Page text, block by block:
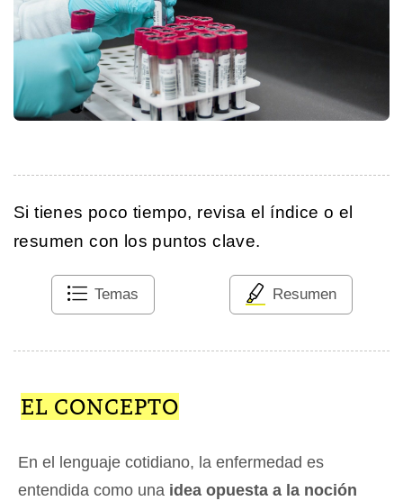
Si tienes poco tiempo, revisa el índice o el
resumen con los puntos clave.
Temas Resumen
EL CONCEPTO
En el lenguaje cotidiano, la enfermedad es
entendida como una idea opuesta a la noción